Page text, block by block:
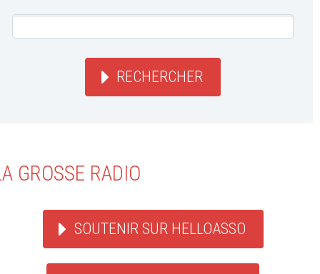
RECHERCHER
GROSSE RADIO
SOUTENIR SUR HELLOASSO